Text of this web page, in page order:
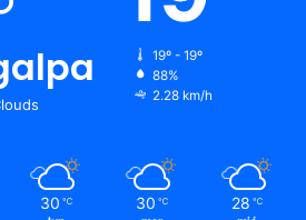
19º - 19º
88%
2.28 km/h
30 ℃ 30 ℃ 28 ℃